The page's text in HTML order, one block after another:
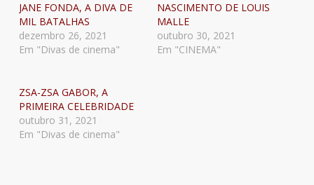
JANE FONDA, A DIVA DE
MIL BATALHAS
dezembro 26, 2021
Em "Divas de cinema"
NASCIMENTO DE LOUIS
MALLE
outubro 30, 2021
Em "CINEMA"
ZSA-ZSA GABOR, A
PRIMEIRA CELEBRIDADE
outubro 31, 2021
Em "Divas de cinema"